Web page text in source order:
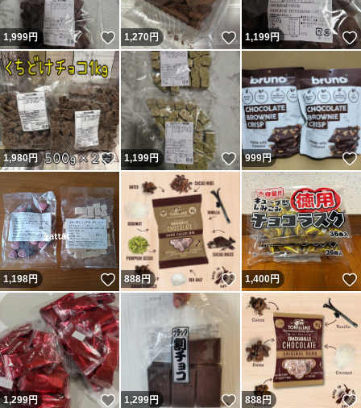
1,999円 いいね！
1,270円 いいね！
1,199円
1,980円 いいね！
1,199円 いいね！
999円
1,198円 いいね！
888円 いいね！
1,400円
1,299円 いいね！
1,299円 いいね！
888円